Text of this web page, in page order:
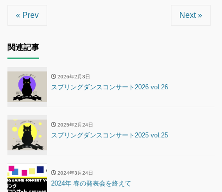
« Prev Next »
関連記事
2026年2月3日
スプリングダンスコンサート2026 vol.26
2025年2月24日
スプリングダンスコンサート2025 vol.25
2024年3月24日
2024年 春の発表会を終えて